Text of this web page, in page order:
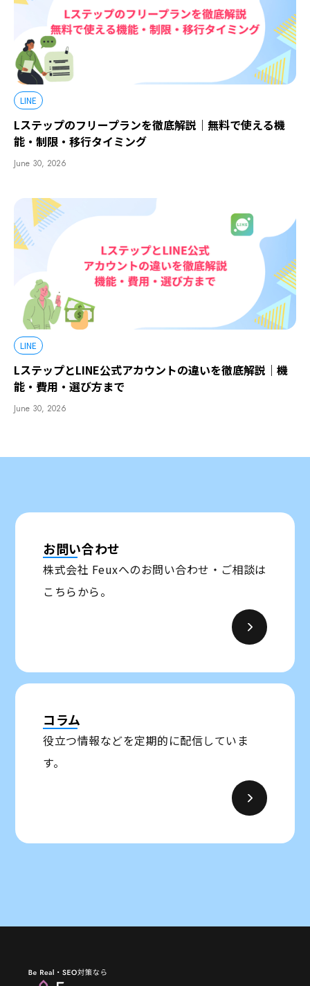
LINE
Lステップのフリープランを徹底解説｜無料で使える機
能・制限・移行タイミング
June 30, 2026
LINE
LステップとLINE公式アカウントの違いを徹底解説｜機
能・費用・選び方まで
June 30, 2026
お問い合わせ
株式会社 Feuxへのお問い合わせ・ご相談は
こちらから。
コラム
役立つ情報などを定期的に配信していま
す。